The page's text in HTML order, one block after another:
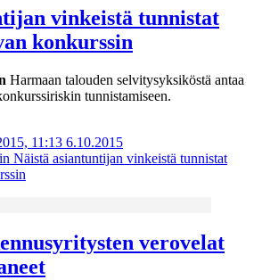
vinkeistä tunnistat
konkurssin
Harmaan talouden selvitysyksiköstä antaa
tunnistamiseen.
11:13 6.10.2015
Näistä asiantuntijan vinkeistä tunnistat
verovelat